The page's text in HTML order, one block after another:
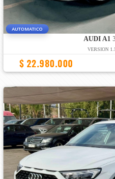
AUTOMATICO
AUDI A1
VERSION
$ 22.980.000